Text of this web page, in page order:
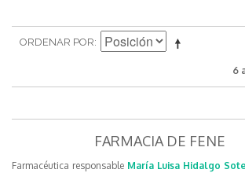
ORDENAR POR
6
FARMACIA DE FENE
Farmacéutica responsable María Luisa Hidalgo